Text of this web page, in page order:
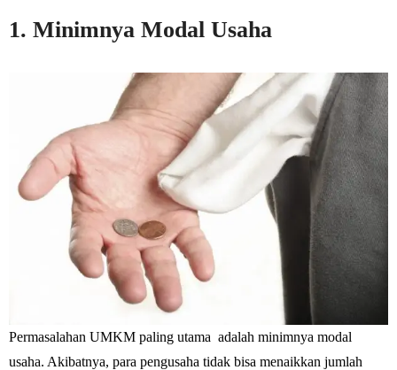
1. Minimnya Modal Usaha
Permasalahan UMKM paling utama adalah minimnya modal
usaha. Akibatnya, para pengusaha tidak bisa menaikkan jumlah